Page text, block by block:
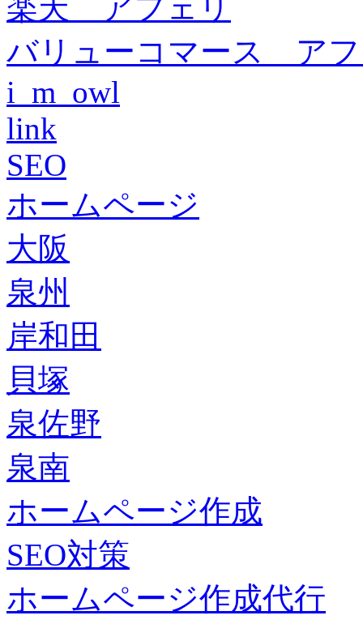
楽天 アフェリ
バリューコマース ア
i_m_owl
link
SEO
ホームページ
大阪
泉州
岸和田
貝塚
泉佐野
泉南
ホームページ作成
SEO対策
ホームページ作成代行